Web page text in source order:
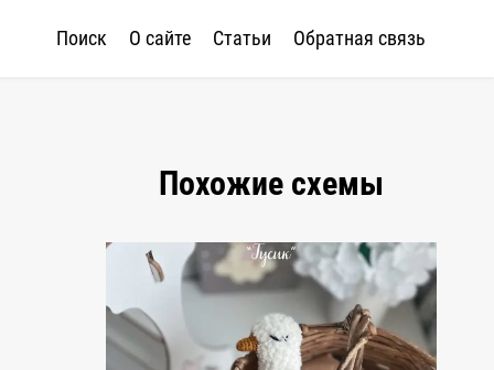
Поиск О сайте Статьи Обратная связь
Похожие схемы